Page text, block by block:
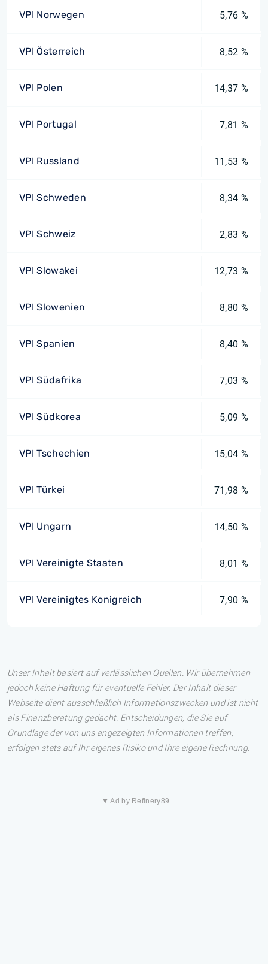
VPI Norwegen 5,76 %
VPI Österreich 8,52 %
VPI Polen 14,37 %
VPI Portugal 7,81 %
VPI Russland 11,53 %
VPI Schweden 8,34 %
VPI Schweiz 2,83 %
VPI Slowakei 12,73 %
VPI Slowenien 8,80 %
VPI Spanien 8,40 %
VPI Südafrika 7,03 %
VPI Südkorea 5,09 %
VPI Tschechien 15,04 %
VPI Türkei 71,98 %
VPI Ungarn 14,50 %
VPI Vereinigte Staaten 8,01 %
VPI Vereinigtes Konigreich 7,90 %
Unser Inhalt basiert auf verlässlichen Quellen. Wir übernehmen
jedoch keine Haftung für eventuelle Fehler. Der Inhalt dieser
Webseite dient ausschließlich Informationszwecken und ist nicht
als Finanzberatung gedacht. Entscheidungen, die Sie auf
Grundlage der von uns angezeigten Informationen treffen,
erfolgen stets auf Ihr eigenes Risiko und Ihre eigene Rechnung.
▼ Ad by Refinery89